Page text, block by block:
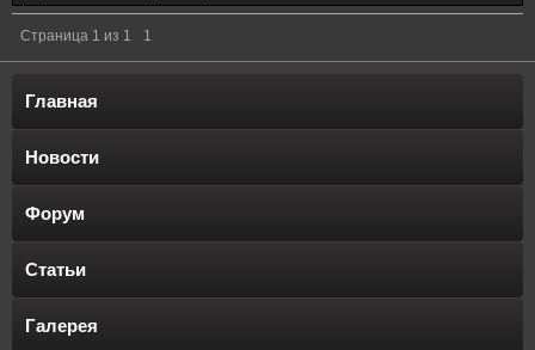
Страница 1 из 1 1
Главная
Новости
Форум
Статьи
Галерея